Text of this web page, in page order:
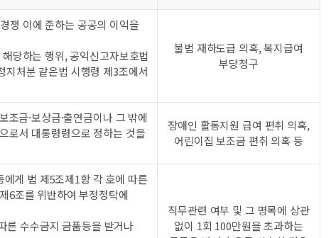
쟁 이에 준하는 공공의 이익을
당하는 행위, 공익신고자보호법
지처분 같은법 시행령 제3조에서
불법 재하도급 의혹, 복지급여
부당청구
금·보상금·출연금이나 그 밖에
로서 대통령령으로 정하는 것을
장애인 활동지원 급여 편취 의혹,
어린이집 보조금 편취 의혹 등
게 법 제5조제1항 각 호에 따른
6조를 위반하여 부정청탁에
른 수수금지 금품등을 받거나
직무관련 여부 및 그 명목에 상관
없이 1회 100만원을 초과하는